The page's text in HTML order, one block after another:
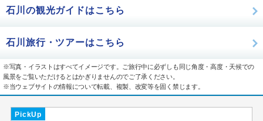
石川の観光ガイドはこちら
石川旅行・ツアーはこちら
※写真・イラストはすべてイメージです。ご旅行中に必ずしも同じ角度・高度・天候での
風景をご覧いただけるとはかぎりませんのでご了承ください。
※当ウェブサイトの情報について転載、複製、改変等を固く禁じます。
PickUp